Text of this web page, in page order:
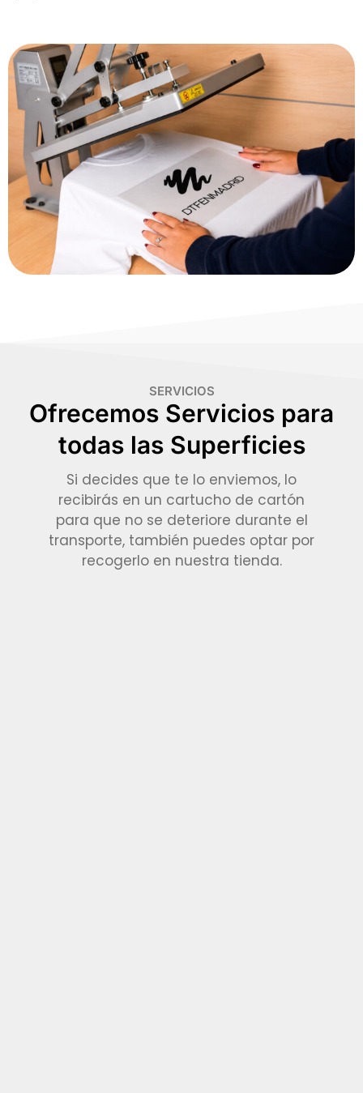
SERVICIOS
Ofrecemos Servicios para
todas las Superficies
Si decides que te lo enviemos, lo
recibirás en un cartucho de cartón
para que no se deteriore durante el
transporte, también puedes optar por
recogerlo en nuestra tienda.